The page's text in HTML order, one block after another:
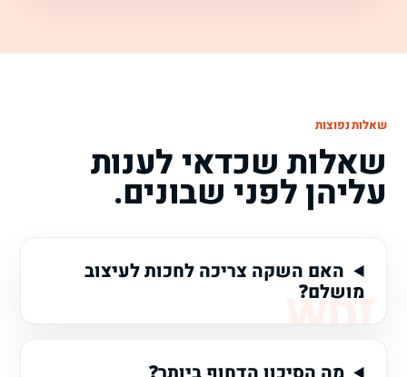
שאלות נפוצות
שאלות שכדאי לענות
עליהן לפני שבונים.
האם השקה צריכה לחכות לעיצוב
מושלם?
מה הסיכון הדחוף ביותר?